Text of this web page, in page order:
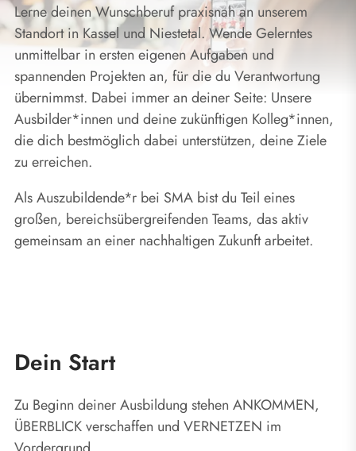
Lerne deinen Wunschberuf praxisnah an unserem
Standort in Kassel und Niestetal. Wende Gelerntes
unmittelbar in ersten eigenen Aufgaben und
spannenden Projekten an, für die du Verantwortung
übernimmst. Dabei immer an deiner Seite: Unsere
Ausbilder*innen und deine zukünftigen Kolleg*innen,
die dich bestmöglich dabei unterstützen, deine Ziele
zu erreichen.
Als Auszubildende*r bei SMA bist du Teil eines
großen, bereichsübergreifenden Teams, das aktiv
gemeinsam an einer nachhaltigen Zukunft arbeitet.
Dein Start
Zu Beginn deiner Ausbildung stehen ANKOMMEN,
ÜBERBLICK verschaffen und VERNETZEN im